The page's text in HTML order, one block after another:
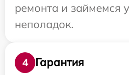
ремонта и займемся
неполадок.
4
Гарантия